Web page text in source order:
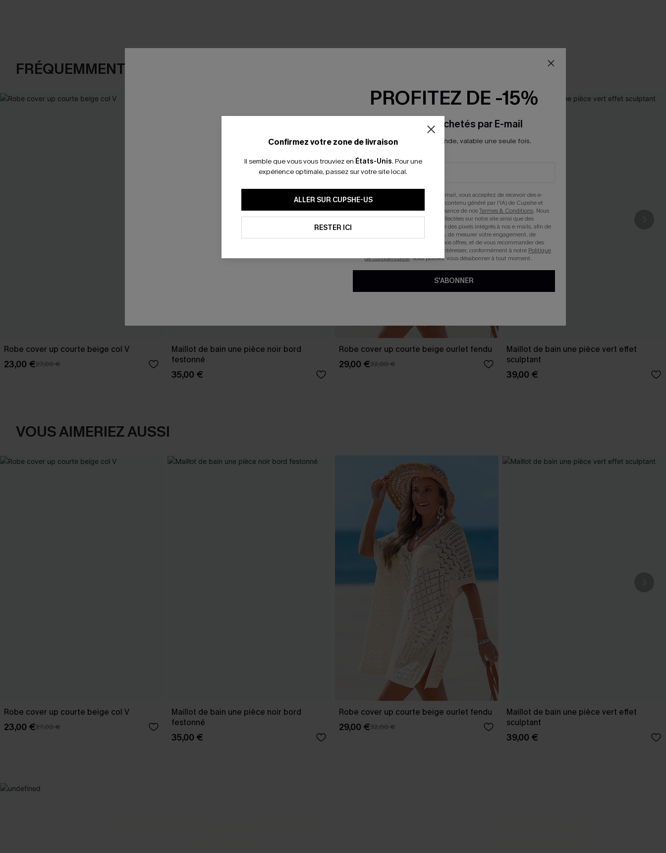
FRÉQUEMMENT ACHETÉS ENSEMBLE
Robe cover up courte beige col V
23,00 €27,00 €
Maillot de bain une pièce noir bord
festonné
35,00 €
Robe cover up courte beige ourlet fendu
29,00 €32,00 €
Maillot de bain une pièce vert effet
sculptant
39,00 €
VOUS AIMERIEZ AUSSI
Robe cover up courte beige col V
23,00 €27,00 €
Maillot de bain une pièce noir bord
festonné
35,00 €
Robe cover up courte beige ourlet fendu
29,00 €32,00 €
Maillot de bain une pièce vert effet
sculptant
39,00 €
Confirmez votre zone de livraison
Il semble que vous vous trouviez en États-Unis. Pour une
expérience optimale, passez sur votre site local.
ALLER SUR CUPSHE-US
RESTER ICI
PROFITEZ DE -15%
-15% dès 2 Achetés par E-mail
*Un code par commande, valable une seule fois.
En soumettant votre adresse e-mail, vous acceptez de recevoir des e-
mails marketing (y compris du contenu généré par l'IA) de Cupshe et
reconnaissez avoir pris connaissance de nosTermes & Conditions. Nous
pouvons utiliser les données collectées sur notre site ainsi que des
technologies de suivi, telles que des pixels intégrés à nos e-mails, afin de
savoir si ceux-ci ont été ouverts, de mesurer votre engagement, de
personnaliser nos contenus et nos offres, et de vous recommander des
produits susceptibles de vous intéresser, conformément à notre Politique
de confidentialité. Vous pouvez vous désabonner à tout moment.
S'ABONNER